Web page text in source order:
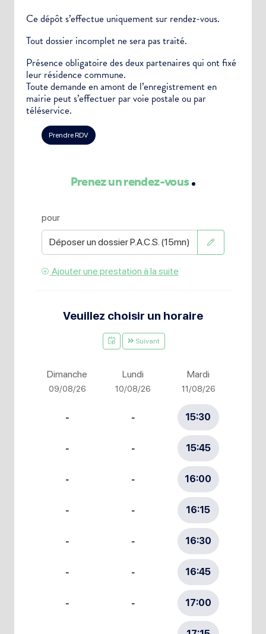
Ce dépôt s’effectue uniquement sur rendez-vous.
Tout dossier incomplet ne sera pas traité.
Présence obligatoire des deux partenaires qui ont fixé
leur résidence commune.
Toute demande en amont de l’enregistrement en
mairie peut s’effectuer par voie postale ou par
téléservice.